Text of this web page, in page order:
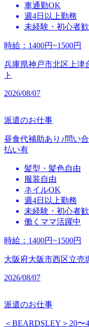
車通勤OK
週4日以上勤務
未経験・初心者
時給 ： 1400円~1500円
兵庫県神戸市北区上津
ト
2026/08/07
派遣のお仕事
昼食代補助あり♪問い
払い有
髪型・髪色自由
服装自由
ネイルOK
週4日以上勤務
未経験・初心者
働くママ活躍中
時給 ： 1400円~1500円
大阪府大阪市西区立売
2026/08/07
派遣のお仕事
＜BEARDSLEY＞20